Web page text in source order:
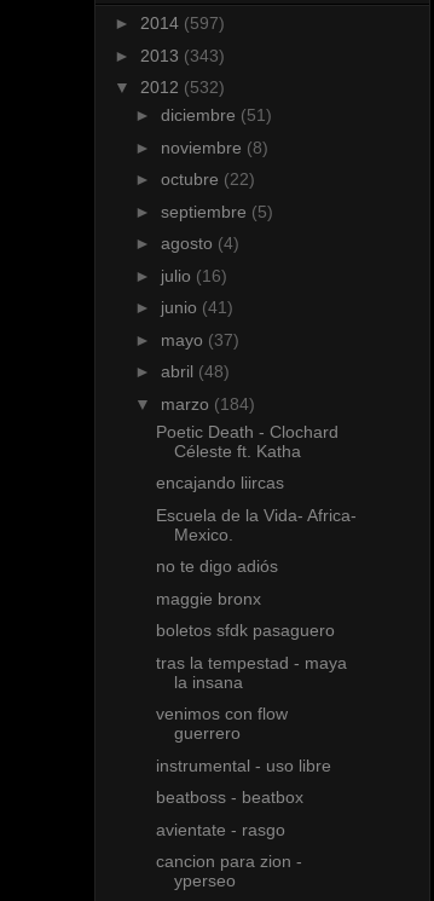
► 2014 (597)
► 2013 (343)
▼ 2012 (532)
► diciembre (51)
► noviembre (8)
► octubre (22)
► septiembre (5)
► agosto (4)
► julio (16)
► junio (41)
► mayo (37)
► abril (48)
▼ marzo (184)
Poetic Death - Clochard
Céleste ft. Katha
encajando liircas
Escuela de la Vida- Africa-
Mexico.
no te digo adiós
maggie bronx
boletos sfdk pasaguero
tras la tempestad - maya
la insana
venimos con flow
guerrero
instrumental - uso libre
beatboss - beatbox
avientate - rasgo
cancion para zion -
yperseo